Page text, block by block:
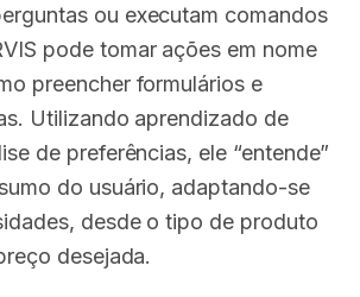
ou executam comandos
pode tomar ações em nome
preencher formulários e
Utilizando aprendizado de
de preferências, ele “entende”
do usuário, adaptando-se
desde o tipo de produto
desejada.